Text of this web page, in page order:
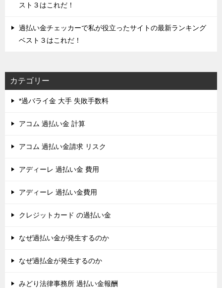
スト３はこれだ！
過払い金チェッカーで私が役立ったサイトの最新ランキング
ベスト３はこれだ！
カテゴリー
*過バライ金 大手 失敗手数料
アコム 過払い金 計算
アコム 過払い金請求 リスク
アディーレ 過払い金 費用
アディーレ 過払い金費用
クレジットカード の過払い金
なぜ過払い金が発生するのか
なぜ過払金が発生するのか
みどり法律事務所 過払い金報酬